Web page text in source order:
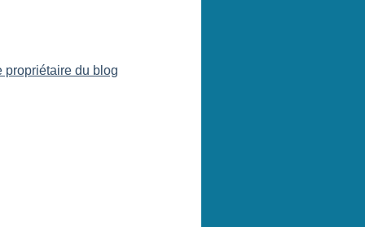
propriétaire du blog